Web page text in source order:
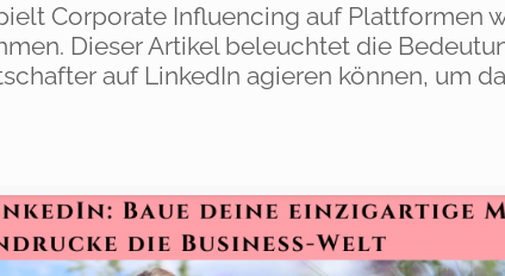
Corporate Influencing auf Plattformen
Dieser Artikel beleuchtet die
auf LinkedIn agieren können, um